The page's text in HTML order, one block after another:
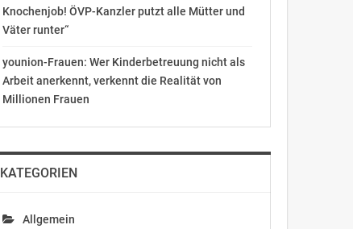
Knochenjob! ÖVP-Kanzler putzt alle Mütter und
Väter runter“
younion-Frauen: Wer Kinderbetreuung nicht als
Arbeit anerkennt, verkennt die Realität von
Millionen Frauen
KATEGORIEN
Allgemein